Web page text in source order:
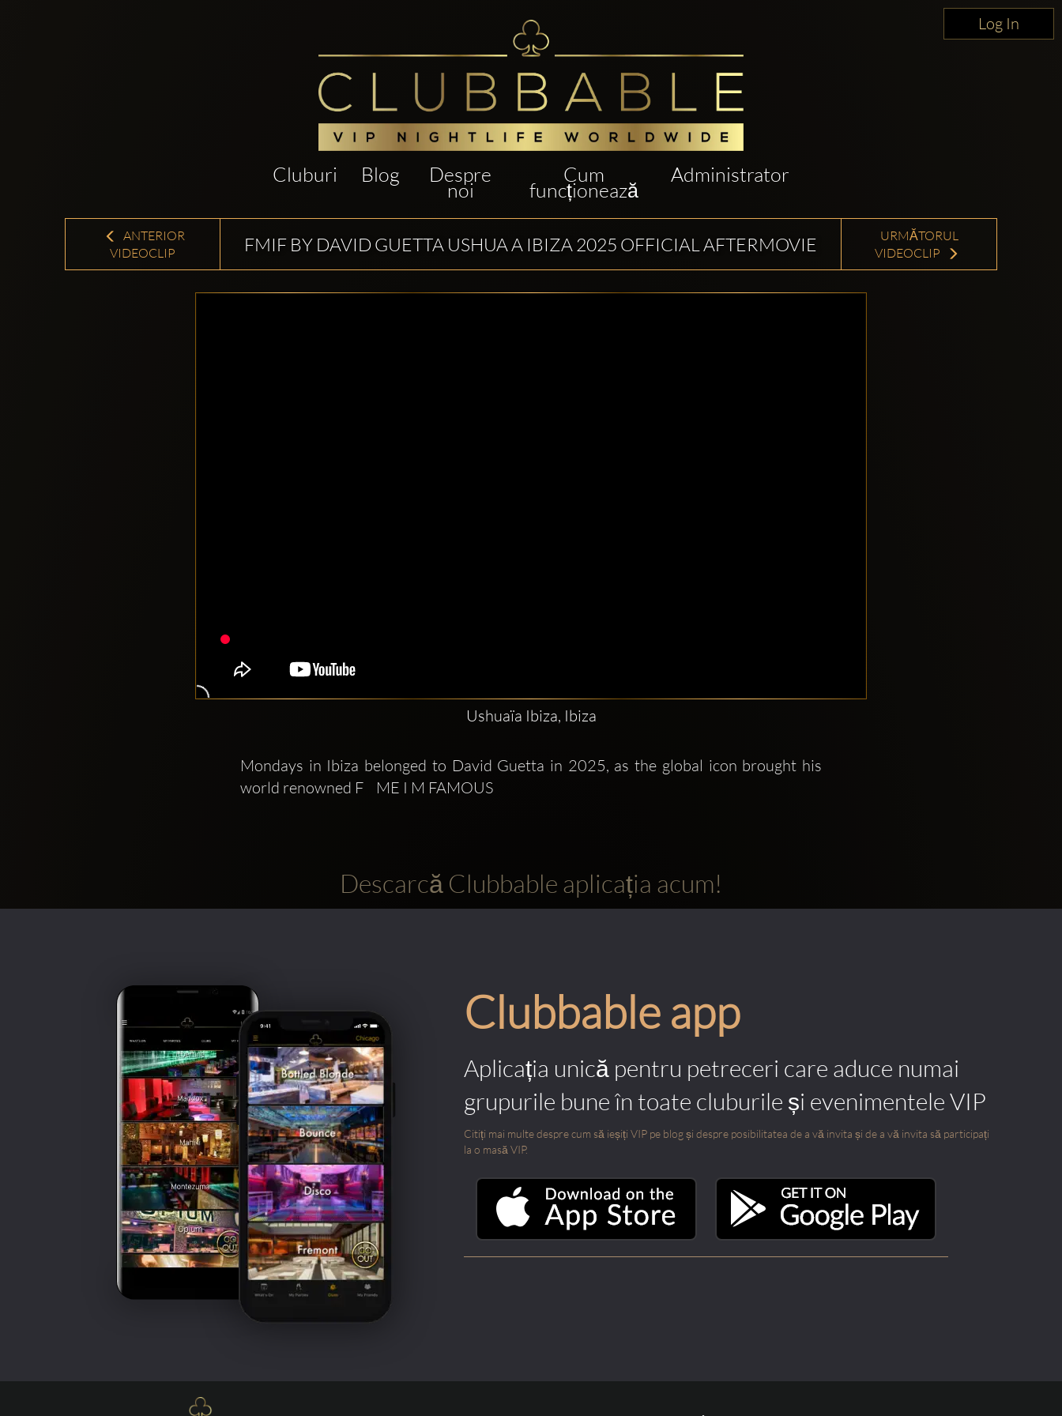
Log In
Cluburi Blog Despre
noi
Cum
funcționează
Administrator
ANTERIOR
VIDEOCLIP
FMIF BY DAVID GUETTA USHUA A IBIZA 2025 OFFICIAL AFTERMOVIE
URMĂTORUL
VIDEOCLIP
Ushuaïa Ibiza, Ibiza
Mondays in Ibiza belonged to David Guetta in 2025, as the global icon brought his
world renowned F    ME I M FAMOUS
Descarcă Clubbable aplicația acum!
Clubbable app
Aplicația unică pentru petreceri care aduce numai
grupurile bune în toate cluburile și evenimentele VIP
Citiți mai multe despre cum să ieșiți VIP pe blog și despre posibilitatea de a vă invita și de a vă invita să participați
la o masă VIP.